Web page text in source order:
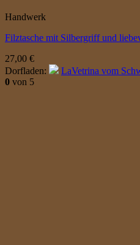
Handwerk
Filztasche mit Silbergriff und
27,00 €
Dorfladen:
LaVetrina vom
0 von 5